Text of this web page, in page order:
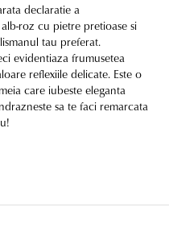
declaratie a
roz cu pietre pretioase si
tau preferat.
evidentiaza frumusetea
reflexiile delicate. Este o
care iubeste eleganta
sa te faci remarcata